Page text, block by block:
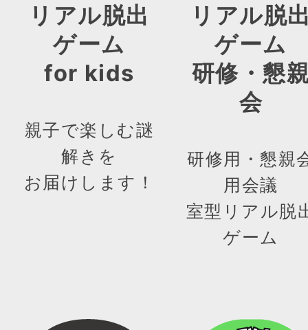
リアル脱出
ゲーム
for kids
親子で楽しむ謎
解きを
お届けします！
リアル脱
ゲーム
研修・懇
会
研修用・懇親
用会議
室型リアル脱
ゲーム